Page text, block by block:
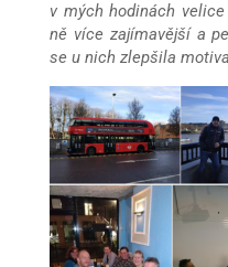
v mých hodinách
ně více zajímavější a
se u nich zlepšila